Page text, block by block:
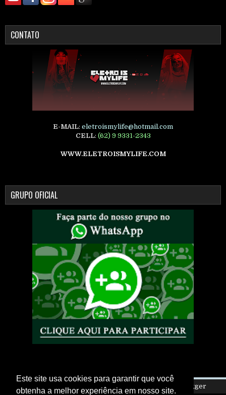
Este site usa cookies para garantir que você
obtenha a melhor experiência em nosso site.
CONTATO
E-MAIL: eletroismylife@hotmail.com
CELL: (62) 9 9331-2343
WWW.ELETROISMYLIFE.COM
GRUPO OFICIAL
Copyright © 2026 Eletro Is My Life | Powered by Blogger